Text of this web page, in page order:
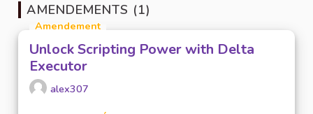
AMENDEMENTS (1)
Amendement
Unlock Scripting Power with Delta
Executor
alex307